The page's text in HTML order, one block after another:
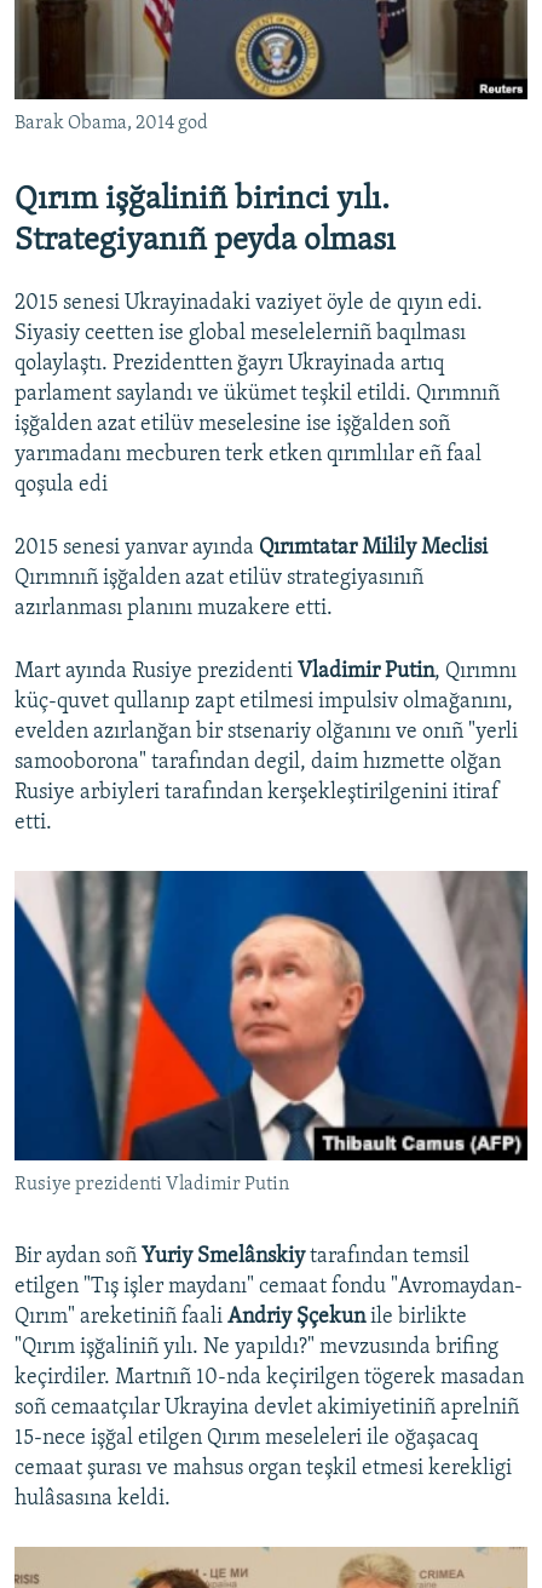
Barak Obama, 2014 god
Qırım işğaliniñ birinci yılı.
Strategiyanıñ peyda olması
2015 senesi Ukrayinadaki vaziyet öyle de qıyın edi.
Siyasiy ceetten ise global meselelerniñ baqılması
qolaylaştı. Prezidentten ğayrı Ukrayinada artıq
parlament saylandı ve ükümet teşkil etildi. Qırımnıñ
işğalden azat etilüv meselesine ise işğalden soñ
yarımadanı mecburen terk etken qırımlılar eñ faal
qoşula edi
2015 senesi yanvar ayında Qırımtatar Milily Meclisi
Qırımnıñ işğalden azat etilüv strategiyasınıñ
azırlanması planını muzakere etti.
Mart ayında Rusiye prezidenti Vladimir Putin, Qırımnı
küç-quvet qullanıp zapt etilmesi impulsiv olmağanını,
evelden azırlanğan bir stsenariy olğanını ve onıñ "yerli
samooborona" tarafından degil, daim hızmette olğan
Rusiye arbiyleri tarafından kerşekleştirilgenini itiraf
etti.
Rusiye prezidenti Vladimir Putin
Bir aydan soñ Yuriy Smelânskiytarafından temsil
etilgen "Tış işler maydanı" cemaat fondu "Avromaydan-
Qırım" areketiniñ faali Andriy Şçekunile birlikte
"Qırım işğaliniñ yılı. Ne yapıldı?" mevzusında brifing
keçirdiler. Martnıñ 10-nda keçirilgen tögerek masadan
soñ cemaatçılar Ukrayina devlet akimiyetiniñ aprelniñ
15-nece işğal etilgen Qırım meseleleri ile oğaşacaq
cemaat şurası ve mahsus organ teşkil etmesi kerekligi
hulâsasına keldi.